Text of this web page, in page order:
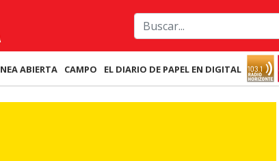
ABIERTA CAMPO EL DIARIO DE PAPEL EN DIGITAL